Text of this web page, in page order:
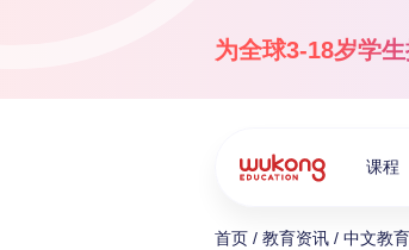
为全球3-18岁学
课程
首页 / 教育资讯 / 中文教